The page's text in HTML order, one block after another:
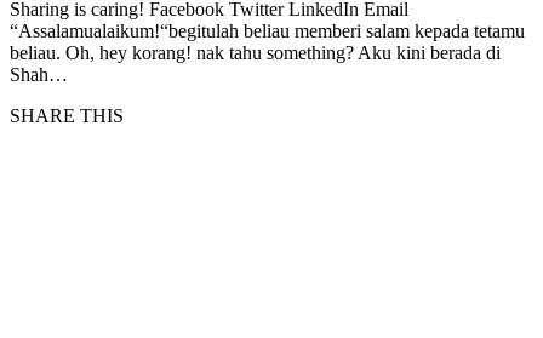
Sharing is caring! Facebook Twitter LinkedIn Email
“Assalamualaikum!“begitulah beliau memberi salam kepada tetamu
beliau. Oh, hey korang! nak tahu something? Aku kini berada di
Shah…
SHARE THIS